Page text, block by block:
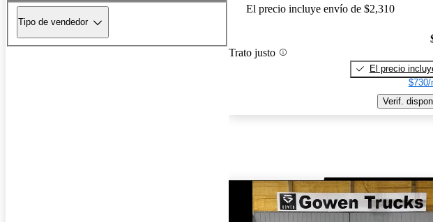
Tipo de vendedor
El precio incluye envío de $2,310
Trato justo
El precio
$730/
Verif.